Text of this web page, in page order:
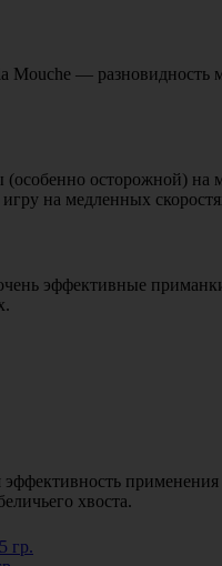
Mouche — разновидность
осторожной) на
на медленных
эффективные
применения
хвоста.